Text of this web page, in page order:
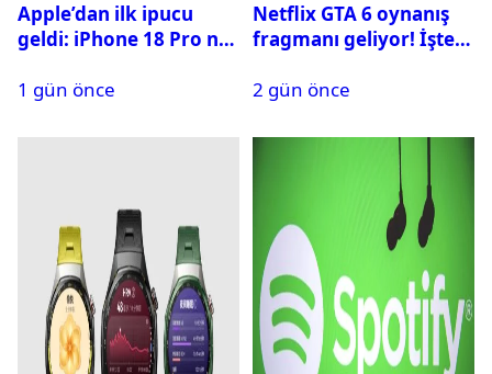
Apple’dan ilk ipucu
geldi: iPhone 18 Pro ne
1 gün önce
Netflix GTA 6 oynanış
fragmanı geliyor! İşte
2 gün önce